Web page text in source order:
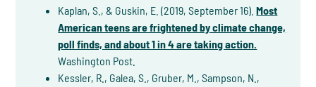
Kaplan, S., & Guskin, E. (2019, September 16).Most
American teens are frightened by climate change,
poll finds, and about 1 in 4 are taking action.
Washington Post.
Kessler, R., Galea, S., Gruber, M., Sampson, N.,